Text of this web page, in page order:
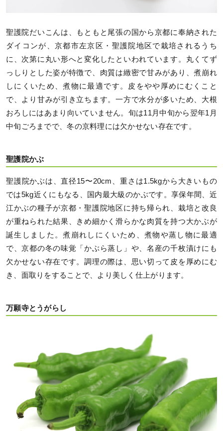
聖護院だいこんは、もともと尾張の国から京都に奉納された
ダイコンが、京都市左京区・聖護院地区で栽培されるうち
に、次第に丸い形へと変化したといわれています。丸くてず
っしりとした姿が特徴で、肉質は緻密で甘みがあり、煮崩れ
しにくいため、煮物に最適です。皮をやや厚めにむくこと
で、より甘みが引き立ちます。一方で水分が多いため、大根
おろしにはあまり向いていません。旬は11月中旬から翌年1月
中旬ごろまでで、冬の京料理には欠かせない存在です。
聖護院かぶ
聖護院かぶは、直径15〜20cm、重さは1.5kgから大きいもの
では5kg近くにもなる、国内最大級のかぶです。享保年間、近
江かぶの種子が京都・聖護院地区に持ち帰られ、栽培と改良
が重ねられた結果、きめ細かく滑らかな肉質を持つ大かぶが
誕生しました。煮崩れしにくいため、煮物や蒸し物に最適
で、京都の冬の味覚「かぶら蒸し」や、名産の千枚漬けにも
欠かせない存在です。調理の際は、思い切って皮を厚めにむ
き、面取りをすることで、より美しく仕上がります。
万願寺とうがらし